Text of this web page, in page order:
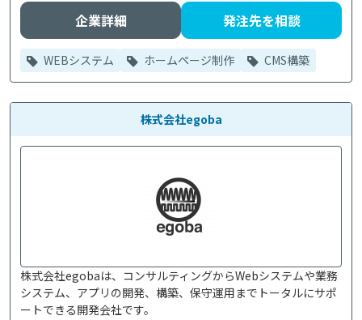
企業詳細 発注先を相談
WEBシステム ホームページ制作 CMS構築
株式会社egoba
株式会社egobaは、コンサルティングからWebシステムや業務
システム、アプリの開発、構築、保守運用までトータルにサポ
ートできる開発会社です。